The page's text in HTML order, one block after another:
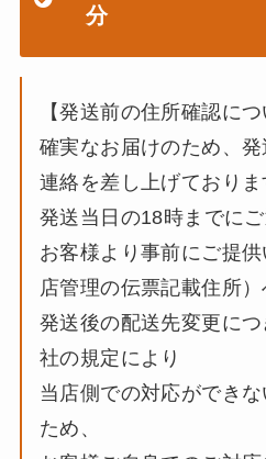
分
【発送前の住所確認につ
確実なお届けのため、
連絡を差し上げておりま
発送当日の18時までに
お客様より事前にご提
店管理の伝票記載住所）
発送後の配送先変更に
社の規定により
当店側での対応ができ
ため、